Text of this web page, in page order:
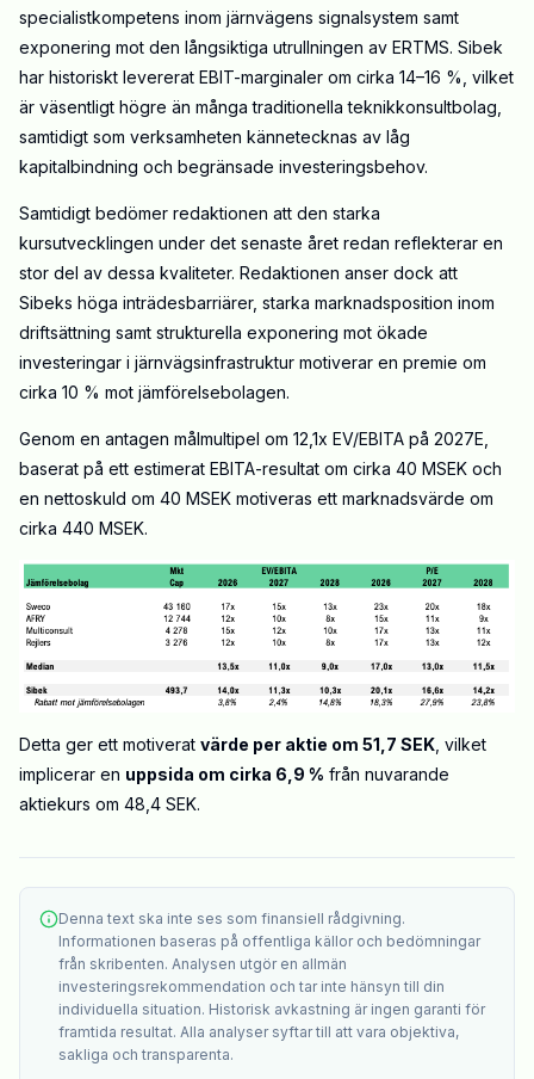
specialistkompetens inom järnvägens signalsystem samt
exponering mot den långsiktiga utrullningen av ERTMS. Sibek
har historiskt levererat EBIT-marginaler om cirka 14–16 %, vilket
är väsentligt högre än många traditionella teknikkonsultbolag,
samtidigt som verksamheten kännetecknas av låg
kapitalbindning och begränsade investeringsbehov.
Samtidigt bedömer redaktionen att den starka
kursutvecklingen under det senaste året redan reflekterar en
stor del av dessa kvaliteter. Redaktionen anser dock att
Sibeks höga inträdesbarriärer, starka marknadsposition inom
driftsättning samt strukturella exponering mot ökade
investeringar i järnvägsinfrastruktur motiverar en premie om
cirka 10 % mot jämförelsebolagen.
Genom en antagen målmultipel om 12,1x EV/EBITA på 2027E,
baserat på ett estimerat EBITA-resultat om cirka 40 MSEK och
en nettoskuld om 40 MSEK motiveras ett marknadsvärde om
cirka 440 MSEK.
Detta ger ett motiverat värde per aktie om 51,7 SEK , vilket
implicerar en uppsida om cirka 6,9 % från nuvarande
aktiekurs om 48,4 SEK.
Denna text ska inte ses som finansiell rådgivning.
Informationen baseras på offentliga källor och bedömningar
från skribenten. Analysen utgör en allmän
investeringsrekommendation och tar inte hänsyn till din
individuella situation. Historisk avkastning är ingen garanti för
framtida resultat. Alla analyser syftar till att vara objektiva,
sakliga och transparenta.